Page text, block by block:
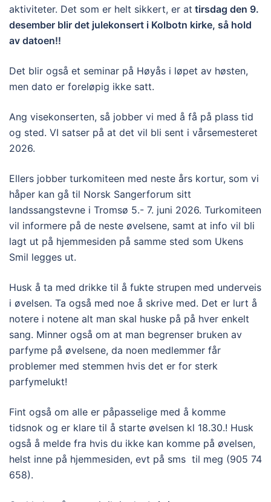
aktiviteter. Det som er helt sikkert, er at tirsdag den 9.
desember blir det julekonsert i Kolbotn kirke, så hold
av datoen!!
Det blir også et seminar på Høyås i løpet av høsten,
men dato er foreløpig ikke satt.
Ang visekonserten, så jobber vi med å få på plass tid
og sted. VI satser på at det vil bli sent i vårsemesteret
2026.
Ellers jobber turkomiteen med neste års kortur, som vi
håper kan gå til Norsk Sangerforum sitt
landssangstevne i Tromsø 5.- 7. juni 2026. Turkomiteen
vil informere på de neste øvelsene, samt at info vil bli
lagt ut på hjemmesiden på samme sted som Ukens
Smil legges ut.
Husk å ta med drikke til å fukte strupen med underveis
i øvelsen. Ta også med noe å skrive med. Det er lurt å
notere i notene alt man skal huske på på hver enkelt
sang. Minner også om at man begrenser bruken av
parfyme på øvelsene, da noen medlemmer får
problemer med stemmen hvis det er for sterk
parfymelukt!
Fint også om alle er påpasselige med å komme
tidsnok og er klare til å starte øvelsen kl 18.30.! Husk
også å melde fra hvis du ikke kan komme på øvelsen,
helst inne på hjemmesiden, evt på sms til meg (905 74
658).